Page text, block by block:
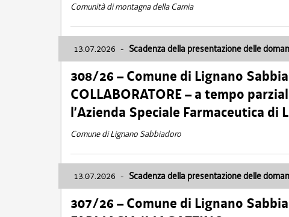
Comunità di montagna della Carnia
13.07.2026 - Scadenza della presentazione delle
308/26 – Comune di Lignano
COLLABORATORE – a tempo
l’Azienda Speciale Farmaceutica di
Comune di Lignano Sabbiadoro
13.07.2026 - Scadenza della presentazione delle
307/26 – Comune di Lignano